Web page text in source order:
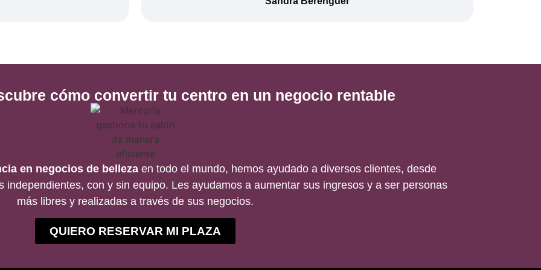
cómo convertir tu centro en un negocio rentable
en negocios de bellezaen todo el mundo, hemos ayudado a diversos clientes, desde
independientes, con y sin equipo. Les ayudamos a aumentar sus ingresos y a ser personas
más libres y realizadas a través de sus negocios.
QUIERO RESERVAR MI PLAZA